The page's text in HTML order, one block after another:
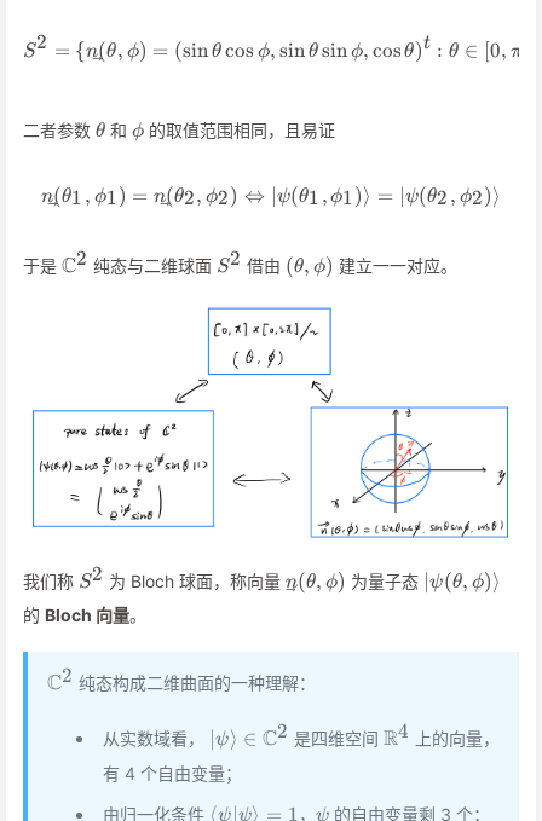
S^2 =
S2 = {n(θ, ϕ) = (sinθ cos ϕ, sin θ sinϕ, cos θ)t : θ ∈ [0, π
二者参数 \theta
θ 和\phi
ϕ 的取值范围相同，且易证
n(θ1 , ϕ1) = n(θ2, ϕ2) ⇔ ∣ψ(θ1 , ϕ1)⟩ = ∣ψ(θ2 , ϕ2)⟩
于是 \mathbb{C}^2
C2 纯态与二维球面 S^2
S2 借由 (\theta,\phi)
(θ, ϕ) 建立一一对应。
我们称 S^2
S2 为 Bloch 球面，称向量 \vec{n}
(\theta,\phi)
n(θ, ϕ) 为量子态 ∣ψ(θ, ϕ)⟩
的 Bloch 向量。
\mathbb{C}^2
C2 纯态构成二维曲面的一种理解：
从实数域看， \vert\psi\rangle\in\mathbb{C}^2
ψ⟩ ∈ C2 是四维空间 \mathbb{R}^4
R4
上的向量，
有 4 个自由变量；
由归一化条件 \langle\psi\vert\psi\rangle=1
⟨ψ∣ψ⟩ = 1， \psi
ψ 的自由变量剩 3 个；